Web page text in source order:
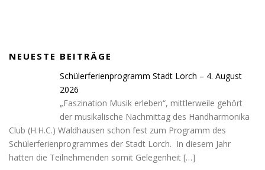
NEUESTE BEITRÄGE
Schülerferienprogramm Stadt Lorch – 4. August
2026
„Faszination Musik erleben“, mittlerweile gehört
der musikalische Nachmittag des Handharmonika
Club (H.H.C.) Waldhausen schon fest zum Programm des
Schülerferienprogrammes der Stadt Lorch. In diesem Jahr
hatten die Teilnehmenden somit Gelegenheit […]